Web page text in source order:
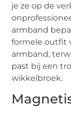
je ze op de
armband
formele outfit
armband,
past bij een
wikkelbroek.